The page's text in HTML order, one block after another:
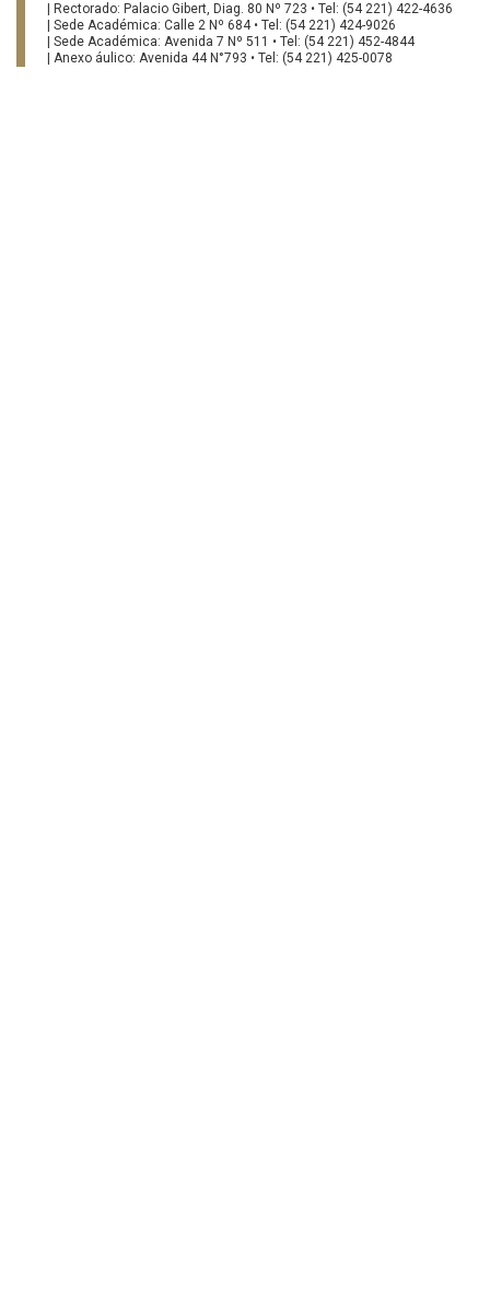
| Rectorado: Palacio Gibert, Diag. 80 Nº 723 • Tel: (54 221) 422-4636
| Sede Académica: Calle 2 Nº 684 • Tel: (54 221) 424-9026
| Sede Académica: Avenida 7 Nº 511 • Tel: (54 221) 452-4844
| Anexo áulico: Avenida 44 N°793 • Tel: (54 221) 425-0078